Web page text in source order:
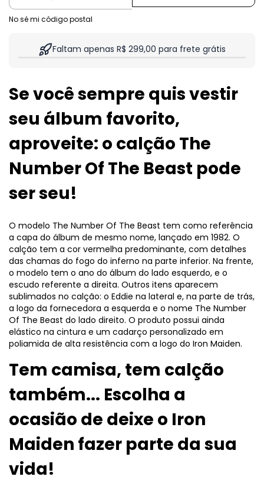
No sé mi código postal
Faltam apenas R$ 299,00 para frete grátis
Se você sempre quis vestir
seu álbum favorito,
aproveite: o calção The
Number Of The Beast pode
ser seu!
O modelo The Number Of The Beast tem como referência
a capa do álbum de mesmo nome, lançado em 1982. O
calção tem a cor vermelha predominante, com detalhes
das chamas do fogo do inferno na parte inferior. Na frente,
o modelo tem o ano do álbum do lado esquerdo, e o
escudo referente a direita. Outros itens aparecem
sublimados no calção: o Eddie na lateral e, na parte de trás,
a logo da fornecedora a esquerda e o nome The Number
Of The Beast do lado direito. O produto possui ainda
elástico na cintura e um cadarço personalizado em
poliamida de alta resistência com a logo do Iron Maiden.
Tem camisa, tem calção
também... Escolha a
ocasião de deixe o Iron
Maiden fazer parte da sua
vida!